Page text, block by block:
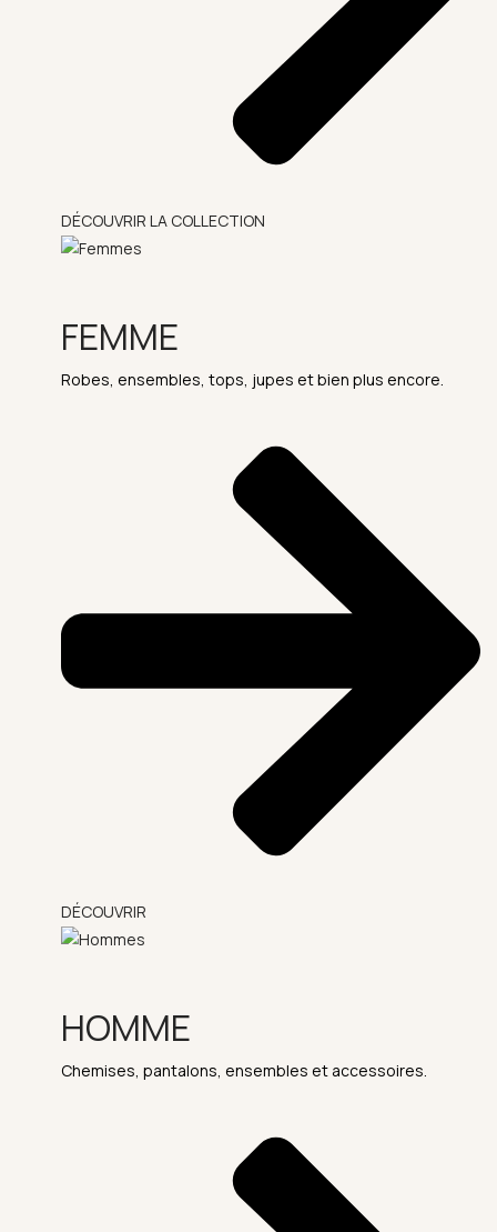
DÉCOUVRIR LA COLLECTION
FEMME
Robes, ensembles, tops, jupes et bien plus encore.
DÉCOUVRIR
HOMME
Chemises, pantalons, ensembles et accessoires.